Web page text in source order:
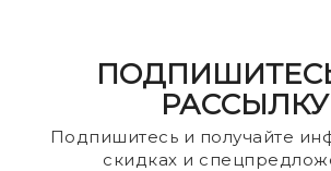
РАССЫЛКУ
Подпишитесь и получайте
скидках и